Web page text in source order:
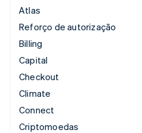
Atlas
Reforço de autorização
Billing
Capital
Checkout
Climate
Connect
Criptomoedas